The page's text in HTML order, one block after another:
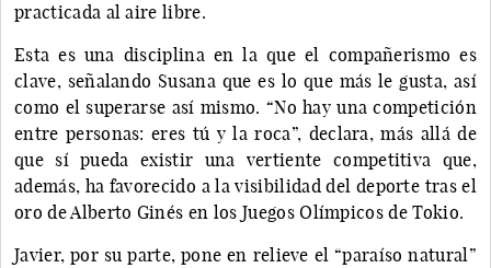
practicada al aire libre.
Esta es una disciplina en la que el compañerismo es
clave, señalando Susana que es lo que más le gusta, así
como el superarse así mismo. “No hay una competición
entre personas: eres tú y la roca”, declara, más allá de
que sí pueda existir una vertiente competitiva que,
además, ha favorecido a la visibilidad del deporte tras el
oro de Alberto Ginés en los Juegos Olímpicos de Tokio.
Javier, por su parte, pone en relieve el “paraíso natural”